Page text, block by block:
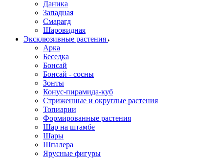
Даника
Западная
Смарагд
Шаровидная
Эксклюзивные растения
Арка
Беседка
Бонсай
Бонсай - сосны
Зонты
Конус-пирамида-куб
Стриженные и округлые растения
Топиарии
Формированные растения
Шар на штамбе
Шары
Шпалера
Ярусные фигуры